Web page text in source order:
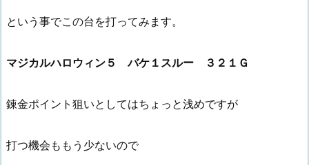
という事でこの台を打ってみます。
マジカルハロウィン５ バケ１スルー ３２１Ｇ
錬金ポイント狙いとしてはちょっと浅めですが
打つ機会ももう少ないので